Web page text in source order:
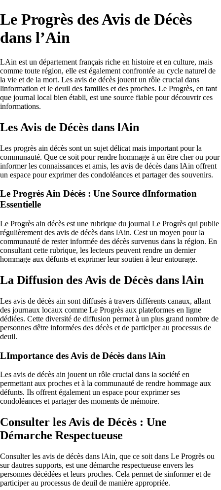
Le Progrès des Avis de Décès
dans l’Ain
LAin est un département français riche en histoire et en culture, mais
comme toute région, elle est également confrontée au cycle naturel de
la vie et de la mort. Les avis de décès jouent un rôle crucial dans
linformation et le deuil des familles et des proches. Le Progrès, en tant
que journal local bien établi, est une source fiable pour découvrir ces
informations.
Les Avis de Décès dans lAin
Les progrès ain décès sont un sujet délicat mais important pour la
communauté. Que ce soit pour rendre hommage à un être cher ou pour
informer les connaissances et amis, les avis de décès dans lAin offrent
un espace pour exprimer des condoléances et partager des souvenirs.
Le Progrès Ain Décès : Une Source dInformation
Essentielle
Le Progrès ain décès est une rubrique du journal Le Progrès qui publie
régulièrement des avis de décès dans lAin. Cest un moyen pour la
communauté de rester informée des décès survenus dans la région. En
consultant cette rubrique, les lecteurs peuvent rendre un dernier
hommage aux défunts et exprimer leur soutien à leur entourage.
La Diffusion des Avis de Décès dans lAin
Les avis de décès ain sont diffusés à travers différents canaux, allant
des journaux locaux comme Le Progrès aux plateformes en ligne
dédiées. Cette diversité de diffusion permet à un plus grand nombre de
personnes dêtre informées des décès et de participer au processus de
deuil.
LImportance des Avis de Décès dans lAin
Les avis de décès ain jouent un rôle crucial dans la société en
permettant aux proches et à la communauté de rendre hommage aux
défunts. Ils offrent également un espace pour exprimer ses
condoléances et partager des moments de mémoire.
Consulter les Avis de Décès : Une
Démarche Respectueuse
Consulter les avis de décès dans lAin, que ce soit dans Le Progrès ou
sur dautres supports, est une démarche respectueuse envers les
personnes décédées et leurs proches. Cela permet de sinformer et de
participer au processus de deuil de manière appropriée.